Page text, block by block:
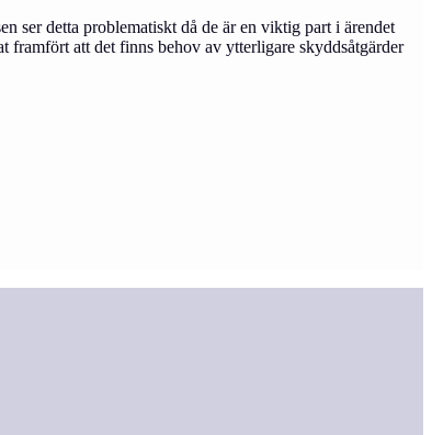
ser detta problematiskt då de är en viktig part i ärendet
framfört att det finns behov av ytterligare skyddsåtgärder